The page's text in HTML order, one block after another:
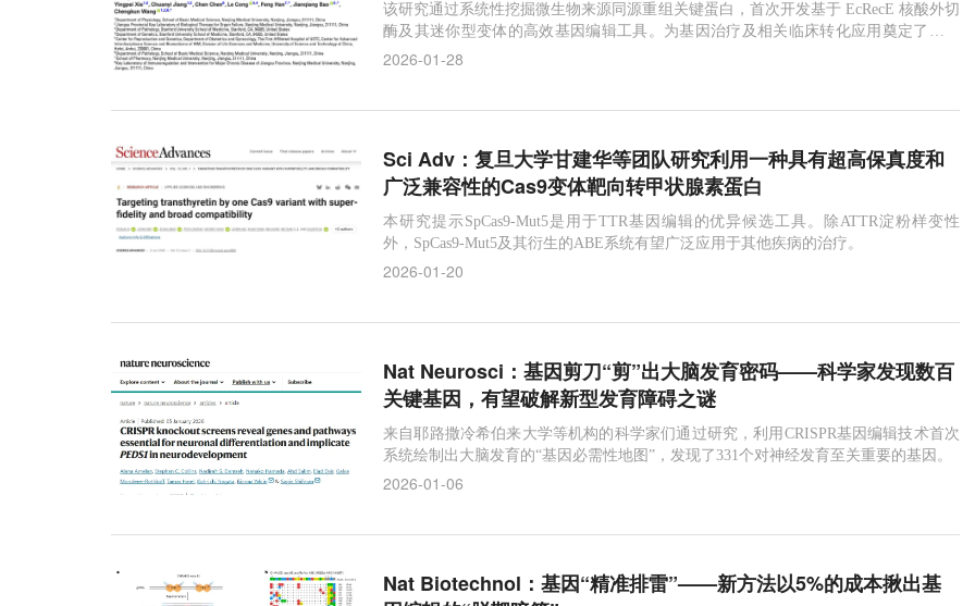
该研究通过系统性挖掘微生物来源同源重组关键蛋白，首次开发基于 EcRecE 核酸外切
酶及其迷你型变体的高效基因编辑工具。为基因治疗及相关临床转化应用奠定了坚实
的技术基础。
2026-01-28
Sci Adv：复旦大学甘建华等团队研究利用一种具有超高保真度和
广泛兼容性的Cas9变体靶向转甲状腺素蛋白
本研究提示SpCas9-Mut5是用于TTR基因编辑的优异候选工具。除ATTR淀粉样变性
外，SpCas9-Mut5及其衍生的ABE系统有望广泛应用于其他疾病的治疗。
2026-01-20
Nat Neurosci：基因剪刀“剪”出大脑发育密码——科学家发现数百
关键基因，有望破解新型发育障碍之谜
来自耶路撒冷希伯来大学等机构的科学家们通过研究，利用CRISPR基因编辑技术首次
系统绘制出大脑发育的“基因必需性地图”，发现了331个对神经发育至关重要的基因。
2026-01-06
Nat Biotechnol：基因“精准排雷”——新方法以5%的成本揪出基